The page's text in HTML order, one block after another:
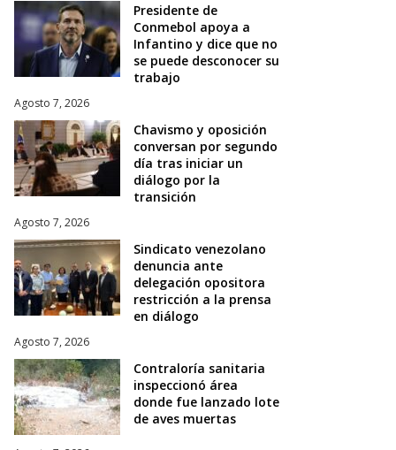
Presidente de
Conmebol apoya a
Infantino y dice que no
se puede desconocer su
trabajo
Agosto 7, 2026
Chavismo y oposición
conversan por segundo
día tras iniciar un
diálogo por la
transición
Agosto 7, 2026
Sindicato venezolano
denuncia ante
delegación opositora
restricción a la prensa
en diálogo
Agosto 7, 2026
Contraloría sanitaria
inspeccionó área
donde fue lanzado lote
de aves muertas